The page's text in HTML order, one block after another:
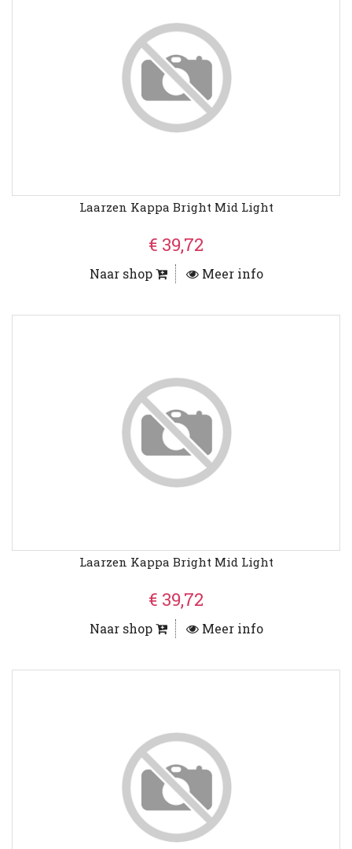
Laarzen Kappa Bright Mid Light
€ 39,72
Naar shop Meer info
Laarzen Kappa Bright Mid Light
€ 39,72
Naar shop Meer info